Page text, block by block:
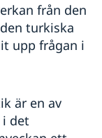
från den
turkiska
upp frågan i
är en av
det